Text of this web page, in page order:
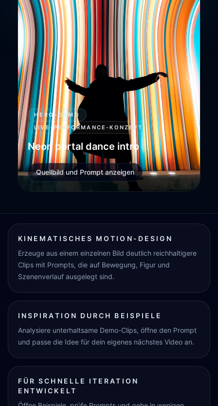
HERO-DEMO
LIVE-PERFORMANCE-KONZEPT
Neon portal dance intro
Quellbild und Prompt anzeigen
KINEMATISCHES MOTION-DESIGN
Erzeuge aus einem einzelnen Bild deutlich reichhaltigere
Clips mit Prompts, die auf Bewegung, Figur und
Szenenverlauf ausgelegt sind.
INSPIRATION DURCH BEISPIELE
Analysiere unterhaltsame Demo-Clips, öffne den Prompt
und passe die Idee für dein eigenes nächstes Video an.
FÜR SCHNELLE ITERATION
ENTWICKELT